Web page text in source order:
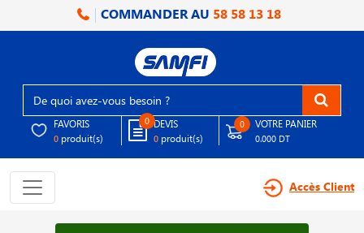
COMMANDER AU 58 58 13 18
FAVORIS
0 produit(s)
0 DEVIS
0 produit(s)
0 VOTRE PANIER
0.000 DT
Accès Client